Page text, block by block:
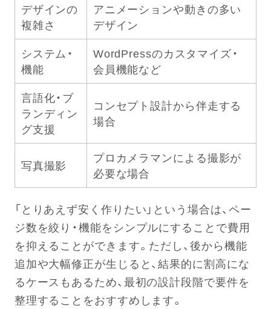
デザインの
複雑さ
アニメーションや動きの多い
デザイン
システム・
機能
WordPressのカスタマイズ・
会員機能など
言語化・ブ
ランディン
グ支援
コンセプト設計から伴走する
場合
写真撮影
プロカメラマンによる撮影が
必要な場合
「とりあえず安く作りたい」という場合は、ペー
ジ数を絞り・機能をシンプルにすることで費用
を抑えることができます。ただし、後から機能
追加や大幅修正が生じると、結果的に割高にな
るケースもあるため、最初の設計段階で要件を
整理することをおすすめします。